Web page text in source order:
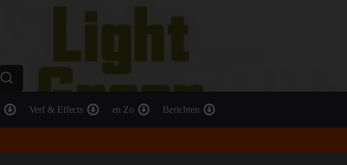
Verf & Effects en Zo Berichten